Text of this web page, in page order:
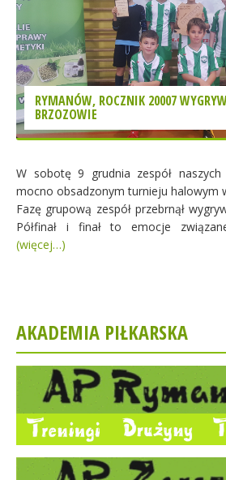
RYMANÓW, ROCZNIK 20007
BRZOZOWIE
W sobotę 9 grudnia zespół
mocno obsadzonym turnieju halowym
Fazę grupową zespół przebrnął
Półfinał i finał to emocje
(więcej…)
AKADEMIA PIŁKARSKA